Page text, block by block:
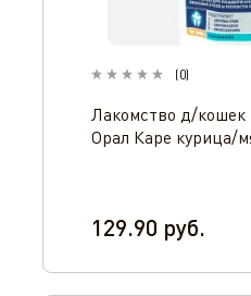
(0)
Лакомство д/
Орал Каре курица/
129.90 руб.